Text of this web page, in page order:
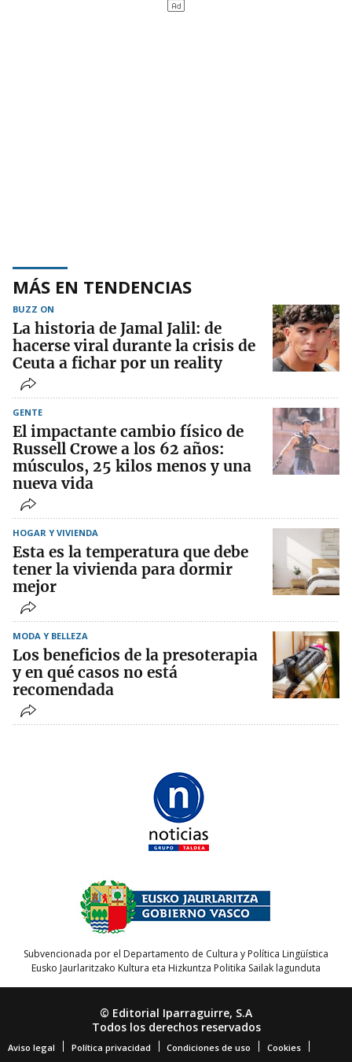
MÁS EN TENDENCIAS
BUZZ ON
La historia de Jamal Jalil: de
hacerse viral durante la crisis de
Ceuta a fichar por un reality
GENTE
El impactante cambio físico de
Russell Crowe a los 62 años:
músculos, 25 kilos menos y una
nueva vida
HOGAR Y VIVIENDA
Esta es la temperatura que debe
tener la vivienda para dormir
mejor
MODA Y BELLEZA
Los beneficios de la presoterapia
y en qué casos no está
recomendada
Subvencionada por el Departamento de Cultura y Política Lingüística
Eusko Jaurlaritzako Kultura eta Hizkuntza Politika Sailak lagunduta
© Editorial Iparraguirre, S.A
Todos los derechos reservados
Aviso legal Política privacidad Condiciones de uso Cookies